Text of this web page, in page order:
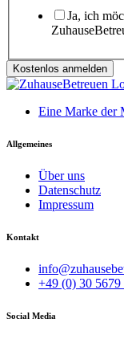
Ja, ich
Kostenlos anmelden
Eine Marke der
Allgemeines
Über uns
Datenschutz
Impressum
Kontakt
+49 (0) 30 5679
Social Media